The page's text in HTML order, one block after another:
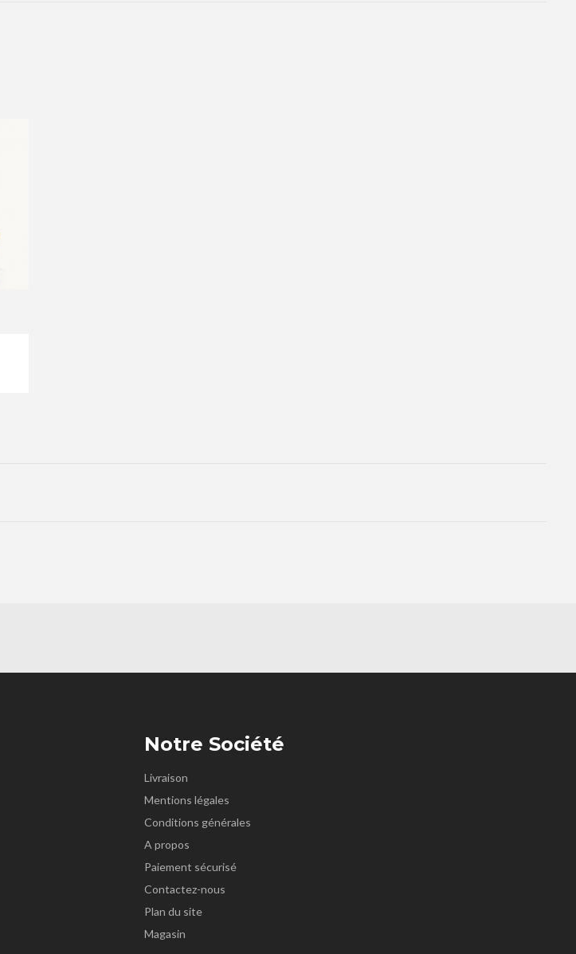
Notre Société
Livraison
Mentions légales
Conditions générales
A propos
Paiement sécurisé
Contactez-nous
Plan du site
Magasin